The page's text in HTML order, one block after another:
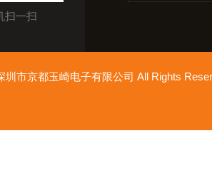
扫一扫
圳市京都玉崎电子有限公司 All Rights